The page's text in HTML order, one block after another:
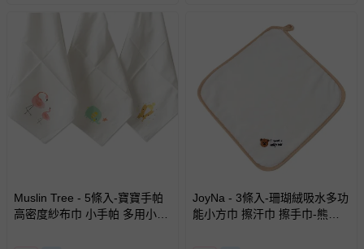
Muslin Tree - 5條入-寶寶手帕
高密度紗布巾 小手帕 多用小方
JoyNa - 3條入-珊瑚絨吸水多功
能小方巾 擦汗巾 擦手巾-熊頭